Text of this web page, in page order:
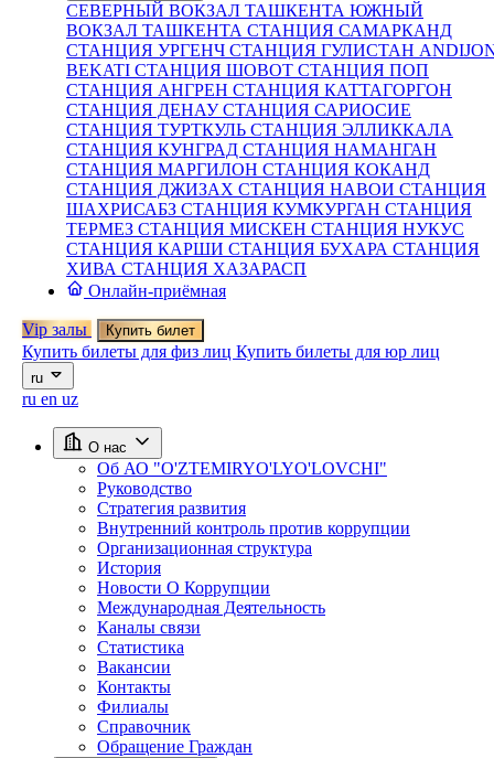
СЕВЕРНЫЙ ВОКЗАЛ ТАШКЕНТА ЮЖНЫЙ
ВОКЗАЛ ТАШКЕНТА СТАНЦИЯ САМАРКАНД
СТАНЦИЯ УРГЕНЧ СТАНЦИЯ ГУЛИСТАН
BEKATI СТАНЦИЯ ШОВОТ СТАНЦИЯ ПОП
СТАНЦИЯ АНГРЕН СТАНЦИЯ КАТТАГОРГОН
СТАНЦИЯ ДЕНАУСТАНЦИЯ САРИОСИЕ
СТАНЦИЯ ТУРТКУЛЬ СТАНЦИЯ ЭЛЛИККАЛА
СТАНЦИЯ КУНГРАД СТАНЦИЯ НАМАНГАН
СТАНЦИЯ МАРГИЛОН СТАНЦИЯ КОКАНД
СТАНЦИЯ ДЖИЗАХ СТАНЦИЯ НАВОИ СТАНЦИЯ
ШАХРИСАБЗ СТАНЦИЯ КУМКУРГАН СТАНЦИЯ
ТЕРМЕЗ СТАНЦИЯ МИСКЕН СТАНЦИЯ НУКУС
СТАНЦИЯ КАРШИ СТАНЦИЯ БУХАРА СТАНЦИЯ
ХИВА СТАНЦИЯ ХАЗАРАСП
Онлайн-приёмная
Vip залы Купить билет
Купить билеты для физ лиц Купить билеты для юр лиц
ru
ru en uz
О нас
Об АО "O'ZTEMIRYO'LYO'LOVCHI"
Руководство
Стратегия развития
Внутренний контроль против коррупции
Организационная структура
История
Новости О Коррупции
Международная Деятельность
Каналы связи
Статистика
Вакансии
Контакты
Филиалы
Справочник
Обращение Граждан